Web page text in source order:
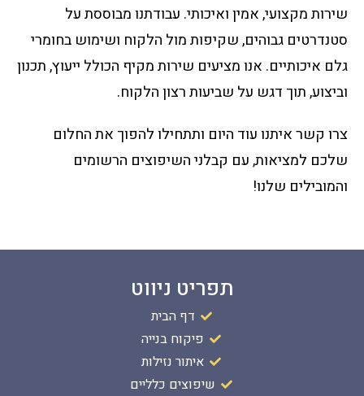
שירות מקצועי, אמין ואיכותי. עבודתנו מבוססת על
סטנדרטים גבוהים, שקיפות מול הלקוח ושימוש בחומרי
גלם איכותיים. אנו מציעים שירות מקיף הכולל ייעוץ, תכנון
וביצוע, תוך דגש על שביעות רצון הלקוח.
צרו קשר איתנו עוד היום ותתחילו להפוך את החלום
שלכם למציאות, עם קבלני השיפוצים הרשומים
והמובילים שלנו!
תפריט ניווט
דף הבית
פיקוח בנייה
איתור נזילות
שיפוצים כלליים